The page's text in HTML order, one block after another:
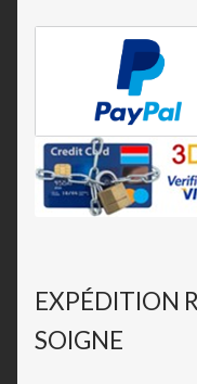
EXPÉDITION
SOIGNE